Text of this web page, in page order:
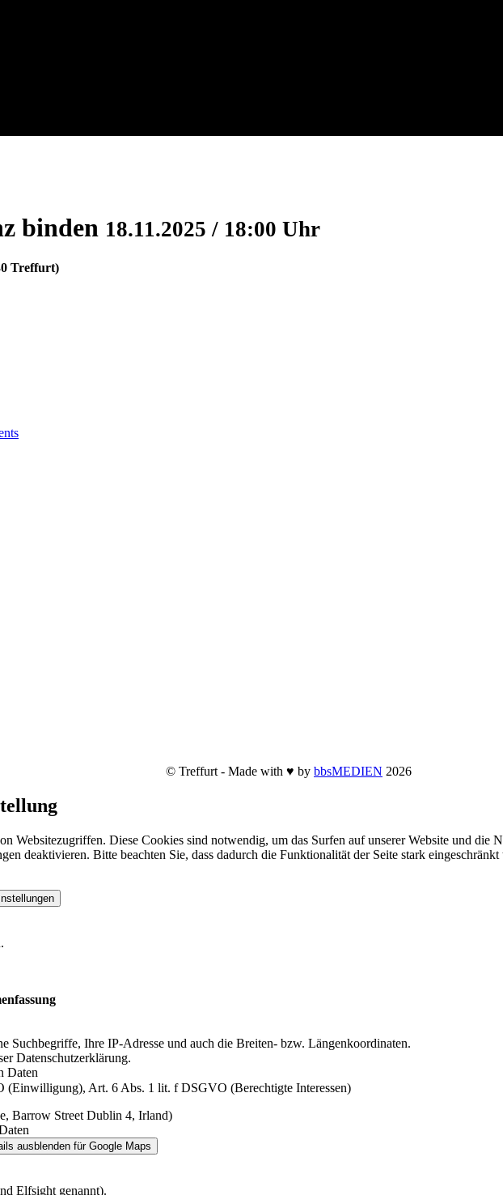
binden 18.11.2025 / 18:00 Uhr
Treffurt)
© Treffurt - Made with ♥ by bbsMEDIEN 2026
Websitezugriffen. Diese Cookies sind notwendig, um das Surfen auf unserer Website und die
deaktivieren. Bitte beachten Sie, dass dadurch die Funktionalität der Seite stark
Suchbegriffe, Ihre IP-Adresse und auch die Breiten- bzw. Längenkoordinaten.
Datenschutzerklärung.
Daten
Art. 6 Abs. 1 lit. f DSGVO (Berechtigte Interessen)
Barrow Street Dublin 4, Irland)
ausblenden für Google Maps
Elfsight genannt).